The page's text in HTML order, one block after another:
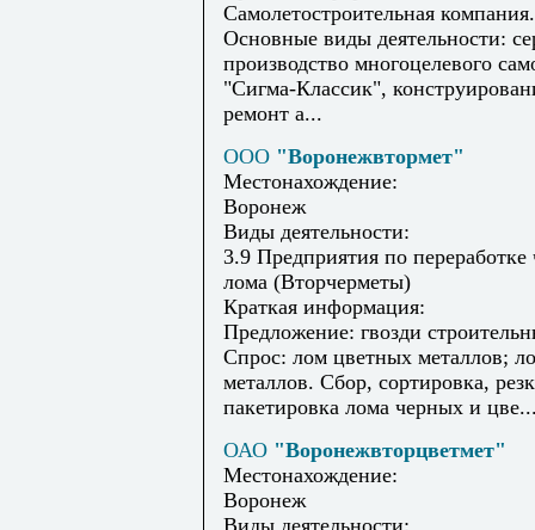
Самолетостроительная компания.
Основные виды деятельности:
производство многоцелевого
"Сигма-Классик",
ремонт а...
ООО "Воронежвтормет"
Местонахождение:
Воронеж
Виды деятельности:
3.9 Предприятия по переработке
лома (Вторчерметы)
Краткая информация:
Предложение: гвозди
Спрос: лом цветных металлов;
металлов. Сбор, сортировка,
пакетировка лома черных и
ОАО "Воронежвторцветмет"
Местонахождение:
Воронеж
Виды деятельности: